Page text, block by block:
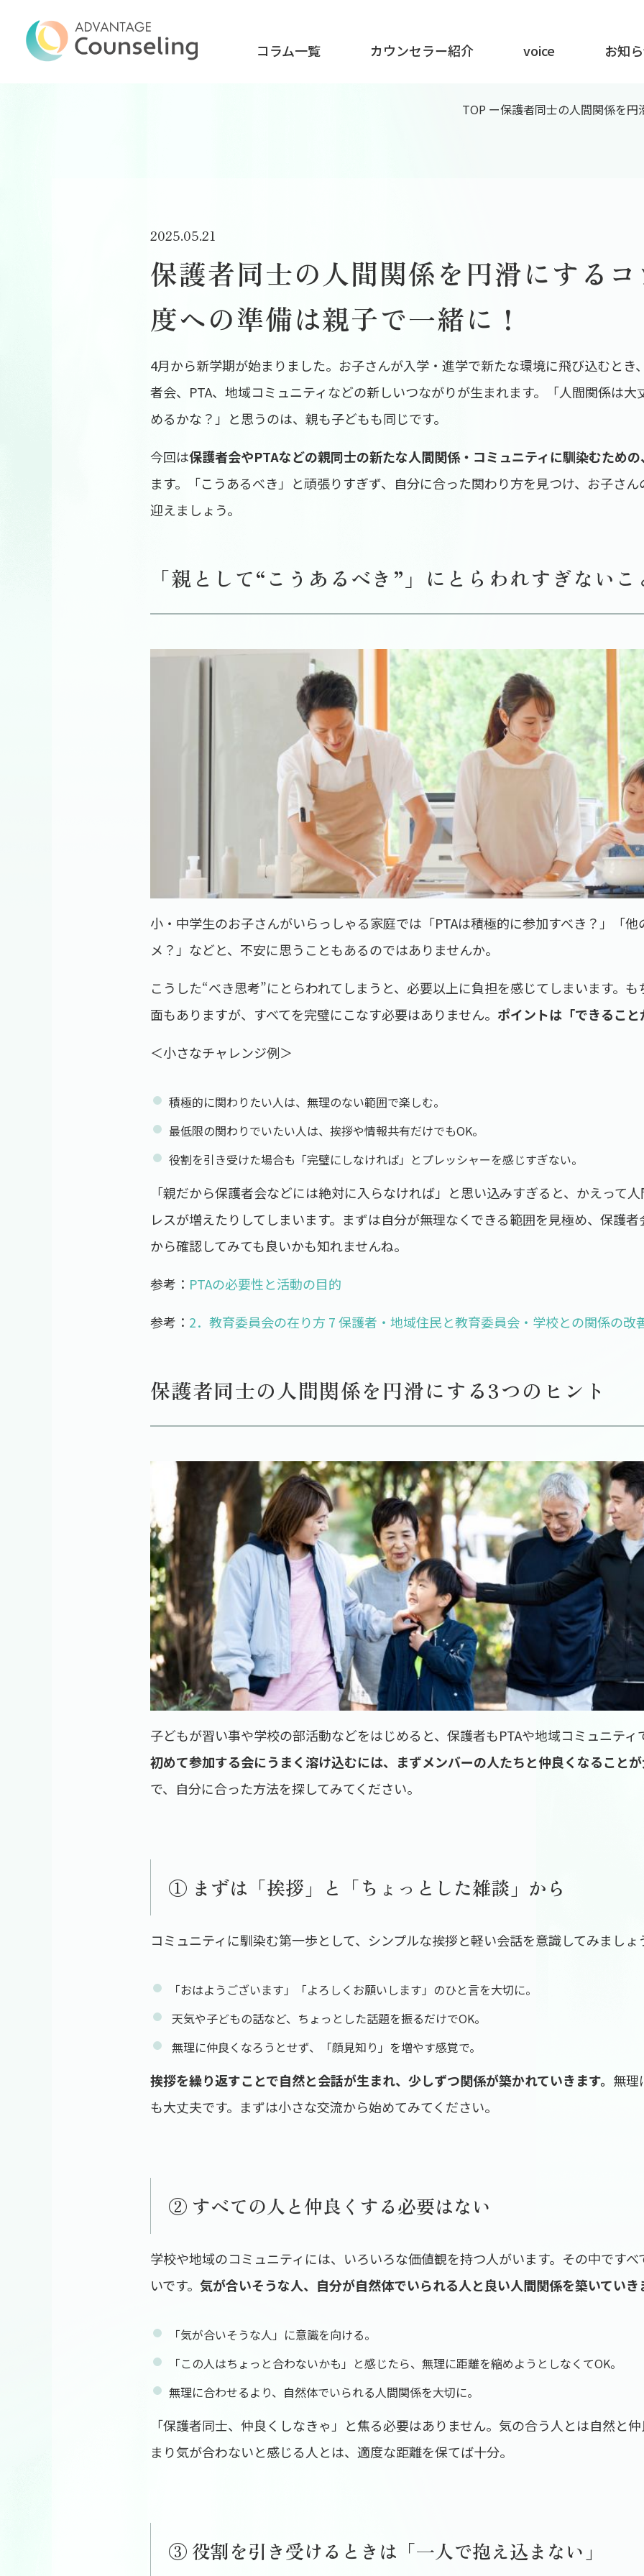
コラム一覧 カウンセラー紹介 voice お知
TOP ー保護者同士の人間関係を
2025.05.21
保護者同士の人間関係を円滑にする
度への準備は親子で一緒に！
4月から新学期が始まりました。お子さんが入学・進学で新たな環境に飛び込むとき
者会、PTA、地域コミュニティなどの新しいつながりが生まれます。「人間関係は
めるかな？」と思うのは、親も子どもも同じです。
今回は保護者会やPTAなどの親同士の新たな人間関係・コミュニティに馴染むため
ます。「こうあるべき」と頑張りすぎず、自分に合った関わり方を見つけ、お子さ
迎えましょう。
「親として“こうあるべき”」にとらわれすぎないこ
小・中学生のお子さんがいらっしゃる家庭では「PTAは積極的に参加すべき？」「
メ？」などと、不安に思うこともあるのではありませんか。
こうした“べき思考”にとらわれてしまうと、必要以上に負担を感じてしまいます。
面もありますが、すべてを完璧にこなす必要はありません。 ポイントは「できるこ
＜小さなチャレンジ例＞
積極的に関わりたい人は、無理のない範囲で楽しむ。
最低限の関わりでいたい人は、挨拶や情報共有だけでもOK。
役割を引き受けた場合も「完璧にしなければ」とプレッシャーを感じすぎない。
「親だから保護者会などには絶対に入らなければ」と思い込みすぎると、かえって
レスが増えたりしてしまいます。まずは自分が無理なくできる範囲を見極め、保護
から確認してみても良いかも知れませんね。
参考： PTAの必要性と活動の目的
参考： 2．教育委員会の在り方 7 保護者・地域住民と教育委員会・学校との関係の改
保護者同士の人間関係を円滑にする3つのヒント
子どもが習い事や学校の部活動などをはじめると、保護者もPTAや地域コミュニテ
初めて参加する会にうまく溶け込むには、まずメンバーの人たちと仲良くなること
で、自分に合った方法を探してみてください。
① まずは「挨拶」と「ちょっとした雑談」から
コミュニティに馴染む第一歩として、シンプルな挨拶と軽い会話を意識してみましょ
「おはようございます」「よろしくお願いします」のひと言を大切に。
天気や子どもの話など、ちょっとした話題を振るだけでOK。
無理に仲良くなろうとせず、「顔見知り」を増やす感覚で。
挨拶を繰り返すことで自然と会話が生まれ、少しずつ関係が築かれていきます。 無理
も大丈夫です。まずは小さな交流から始めてみてください。
② すべての人と仲良くする必要はない
学校や地域のコミュニティには、いろいろな価値観を持つ人がいます。その中です
いです。 気が合いそうな人、自分が自然体でいられる人と良い人間関係を築いていき
「気が合いそうな人」に意識を向ける。
「この人はちょっと合わないかも」と感じたら、無理に距離を縮めようとしなくてOK。
無理に合わせるより、自然体でいられる人間関係を大切に。
「保護者同士、仲良くしなきゃ」と焦る必要はありません。気の合う人とは自然と
まり気が合わないと感じる人とは、適度な距離を保てば十分。
③ 役割を引き受けるときは「一人で抱え込まない」